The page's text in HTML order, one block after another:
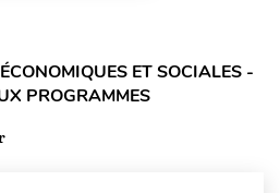
ET SOCIALES -
PROGRAMMES